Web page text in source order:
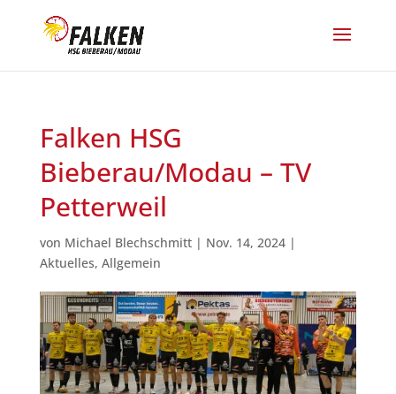
Falken HSG
Bieberau/Modau – TV
Petterweil
von Michael Blechschmitt| Nov. 14, 2024|
Aktuelles, Allgemein